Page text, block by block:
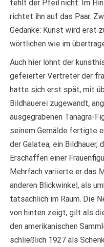
fehlt der Pfeil nicht: Im
richtet ihn auf das Paar.
Gedanke: Kunst wird erst
wörtlichen wie im
Auch hier lohnt der
gefeierter Vertreter der
hatte sich erst spät, mit
Bildhauerei zugewandt,
ausgegrabenen Tanagra-
seinem Gemälde fertigte
der Galatea, ein
Erschaffen einer
Mehrfach variierte er das
anderen Blickwinkel, als
tatsächlich im Raum. Die
von hinten zeigt, gilt als
den amerikanischen
schließlich 1927 als